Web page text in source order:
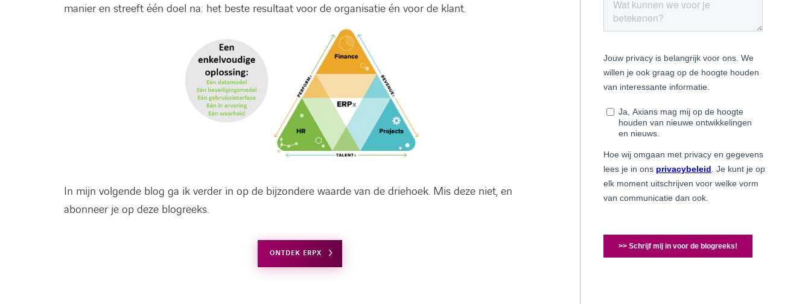
manier en streeft één doel na: het beste resultaat voor de organisatie én voor de klant.
In mijn volgende blog ga ik verder in op de bijzondere waarde van de driehoek. Mis deze niet, en
abonneer je op deze blogreeks.
ONTDEK ERPX